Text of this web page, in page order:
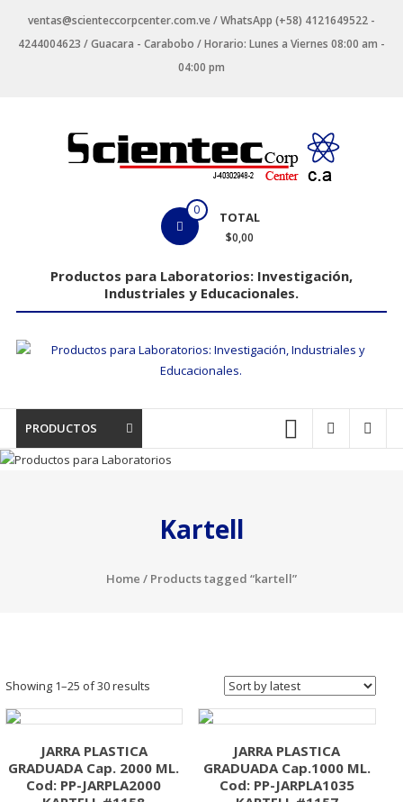
contenido
ventas@scienteccorpcenter.com.ve / WhatsApp (+58) 4121649522 -
4244004623 / Guacara - Carabobo / Horario: Lunes a Viernes 08:00 am -
04:00 pm
Laboratorios
Industriales
y
0 TOTAL
$0,00
Productos para Laboratorios: Investigación,
Industriales y Educacionales.
PRODUCTOS
Kartell
Home / Products tagged “kartell”
Showing 1–25 of 30 results
JARRA PLASTICA
GRADUADA Cap. 2000 ML.
Cod: PP-JARPLA2000
JARRA PLASTICA
GRADUADA Cap.1000 ML.
Cod: PP-JARPLA1035